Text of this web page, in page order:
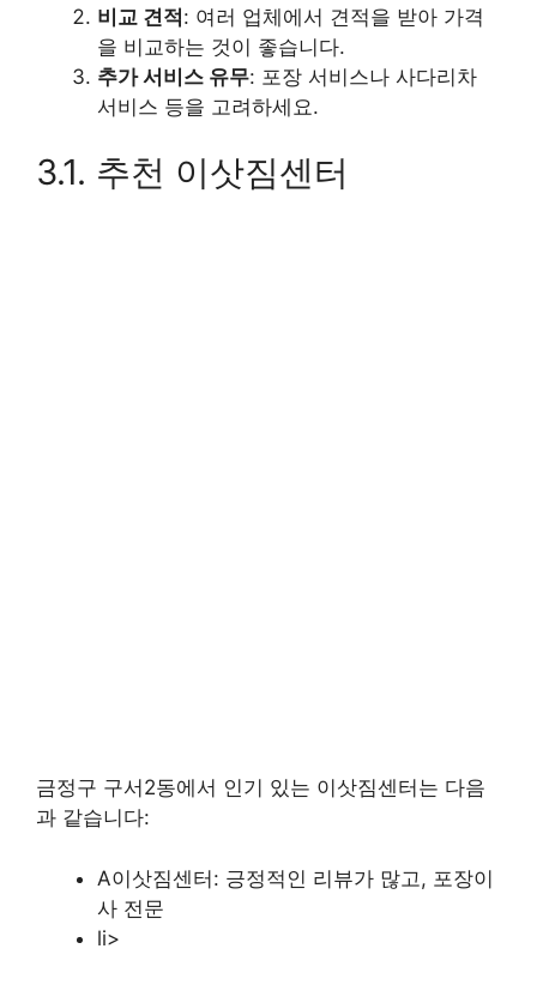
비교 견적: 여러 업체에서 견적을 받아 가격
을 비교하는 것이 좋습니다.
추가 서비스 유무: 포장 서비스나 사다리차
서비스 등을 고려하세요.
3.1. 추천 이삿짐센터
금정구 구서2동에서 인기 있는 이삿짐센터는 다음
과 같습니다:
A이삿짐센터: 긍정적인 리뷰가 많고, 포장이
사 전문
li>